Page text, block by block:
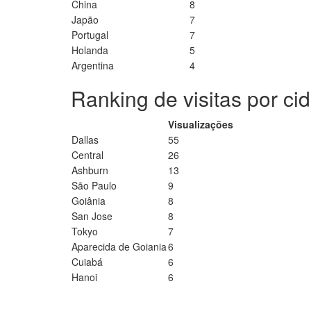
China
8
Japão
7
Portugal
7
Holanda
5
Argentina
4
Ranking de visitas por
Visualizações
Dallas
55
Central
26
Ashburn
13
São Paulo
9
Goiânia
8
San Jose
8
Tokyo
7
Aparecida de Goiania6
Cuiabá
6
Hanoi
6